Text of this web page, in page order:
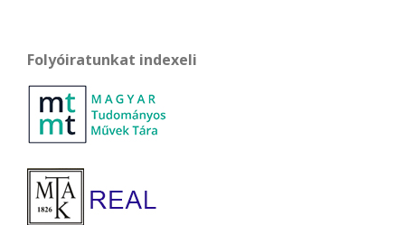
Folyóiratunkat indexeli